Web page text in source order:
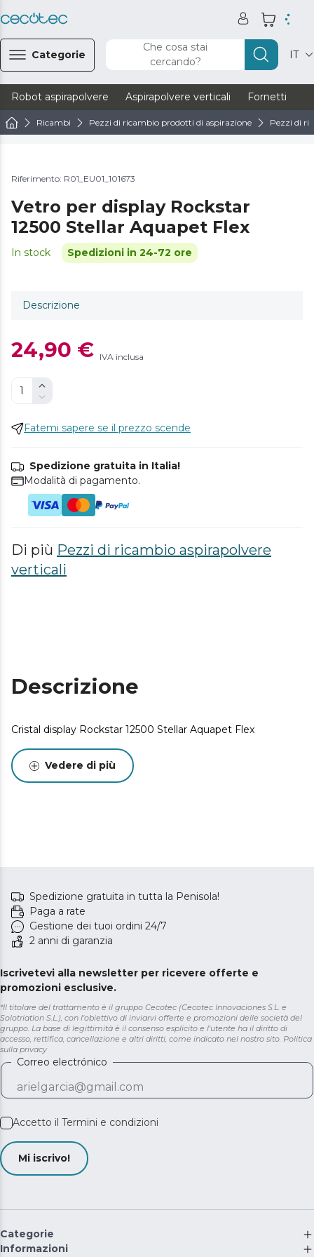
Categorie
Che cosa stai
cercando?
IT
Robot aspirapolvere Aspirapolvere verticali Fornetti
Ricambi Pezzi di ricambio prodotti di aspirazione Pezzi di
Riferimento: R01_EU01_101673
Vetro per display Rockstar
12500 Stellar Aquapet Flex
In stock Spedizioni in 24-72 ore
Descrizione
24,90 € IVA inclusa
Fatemi sapere se il prezzo scende
Spedizione gratuita in Italia!
Modalità di pagamento.
Di più Pezzi di ricambio aspirapolvere
verticali
Descrizione
Cristal display Rockstar 12500 Stellar Aquapet Flex
Vedere di più
Spedizione gratuita in tutta la Penisola!
Paga a rate
Gestione dei tuoi ordini 24/7
2 anni di garanzia
Iscrivetevi alla newsletter per ricevere offerte e
promozioni esclusive.
*Il titolare del trattamento è il gruppo Cecotec (Cecotec Innovaciones S.L. e
Solotriatlon S.L.), con l'obiettivo di inviarvi offerte e promozioni delle società del
gruppo. La base di legittimità è il consenso esplicito e l'utente ha il diritto di
accesso, rettifica, cancellazione e altri diritti, come indicato nel nostro sito. Politica
sulla privacy
Correo electrónico
Accetto il Termini e condizioni
Mi iscrivo!
Categorie
Informazioni